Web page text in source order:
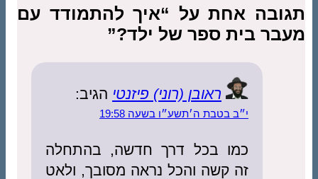
תגובה אחת על “איך להתמודד עם
מעבר בית ספר של ילד?”
ראובן (רוני) פיזנטי הגיב:
י״ב בטבת ה׳תשע״ו בשעה 19:58
כמו בכל דרך חדשה, בהתחלה
זה קשה והכל נראה מסובך, ולאט